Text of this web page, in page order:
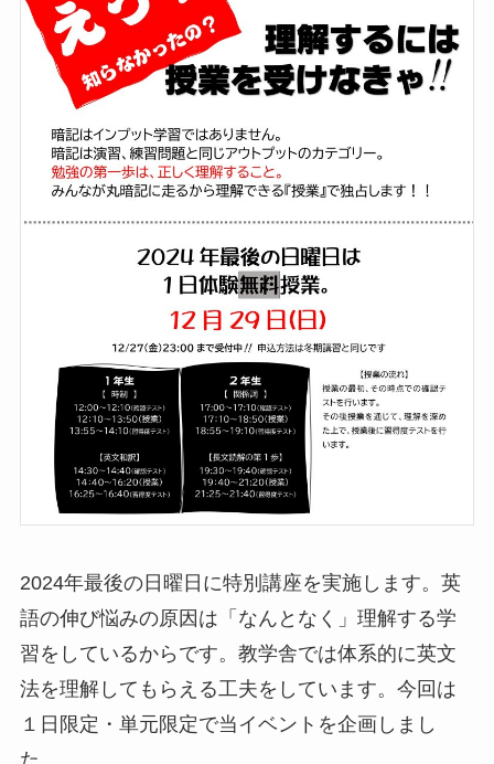
2024年最後の日曜日に特別講座を実施します。英
語の伸び悩みの原因は「なんとなく」理解する学
習をしているからです。教学舎では体系的に英文
法を理解してもらえる工夫をしています。今回は
１日限定・単元限定で当イベントを企画しまし
た。